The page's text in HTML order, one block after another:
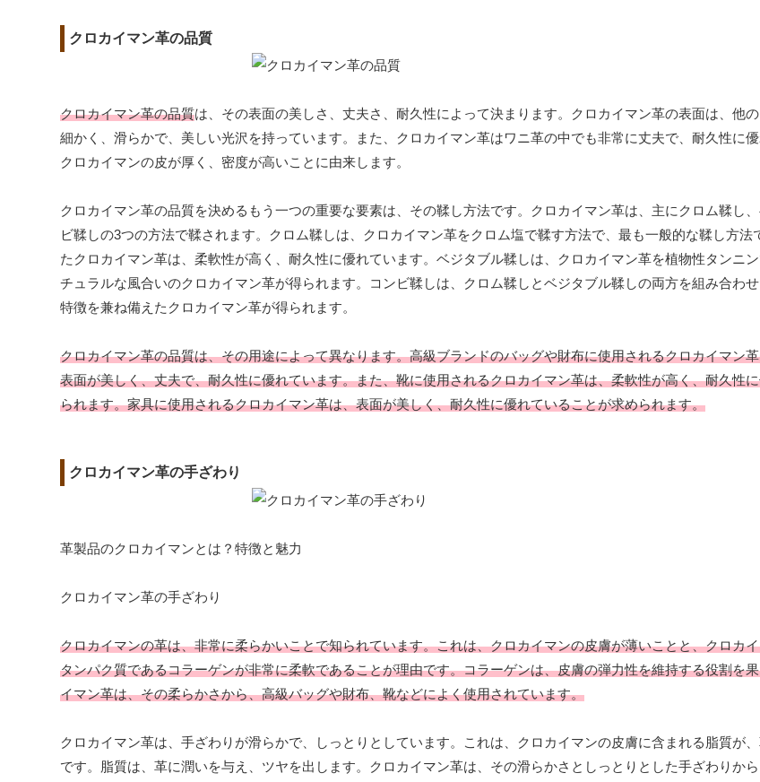
クロカイマン革の品質
クロカイマン革の品質は、その表面の美しさ、丈夫さ、耐久性によって決まります。クロカイマン革の表面は、他
細かく、滑らかで、美しい光沢を持っています。また、クロカイマン革はワニ革の中でも非常に丈夫で、耐久性に優
クロカイマンの皮が厚く、密度が高いことに由来します。
クロカイマン革の品質を決めるもう一つの重要な要素は、その鞣し方法です。クロカイマン革は、主にクロム鞣し
ビ鞣しの3つの方法で鞣されます。クロム鞣しは、クロカイマン革をクロム塩で鞣す方法で、最も一般的な鞣し方法
たクロカイマン革は、柔軟性が高く、耐久性に優れています。ベジタブル鞣しは、クロカイマン革を植物性タンニ
チュラルな風合いのクロカイマン革が得られます。コンビ鞣しは、クロム鞣しとベジタブル鞣しの両方を組み合わ
特徴を兼ね備えたクロカイマン革が得られます。
クロカイマン革の品質は、その用途によって異なります。高級ブランドのバッグや財布に使用されるクロカイマン
表面が美しく、丈夫で、耐久性に優れています。また、靴に使用されるクロカイマン革は、柔軟性が高く、耐久性
られます。家具に使用されるクロカイマン革は、表面が美しく、耐久性に優れていることが求められます。
クロカイマン革の手ざわり
革製品のクロカイマンとは？特徴と魅力
クロカイマン革の手ざわり
クロカイマンの革は、非常に柔らかいことで知られています。これは、クロカイマンの皮膚が薄いことと、クロカ
タンパク質であるコラーゲンが非常に柔軟であることが理由です。コラーゲンは、皮膚の弾力性を維持する役割を
イマン革は、その柔らかさから、高級バッグや財布、靴などによく使用されています。
クロカイマン革は、手ざわりが滑らかで、しっとりとしています。これは、クロカイマンの皮膚に含まれる脂質が
です。脂質は、革に潤いを与え、ツヤを出します。クロカイマン革は、その滑らかさとしっとりとした手ざわりか